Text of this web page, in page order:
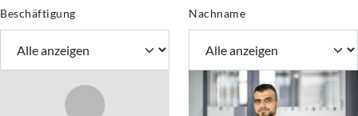
Beschäftigung Nachname